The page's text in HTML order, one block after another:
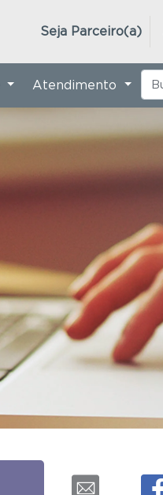
Seja Parceiro(a)
Atendimento